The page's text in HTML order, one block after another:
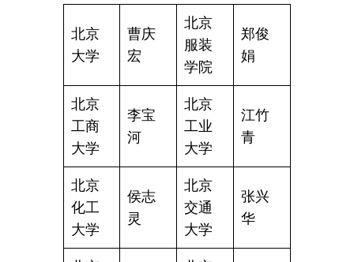
北京
大学
曹庆
宏
北京
服装
学院
郑俊
娟
北京
工商
大学
李宝
河
北京
工业
大学
江竹
青
北京
化工
大学
侯志
灵
北京
交通
大学
张兴
华